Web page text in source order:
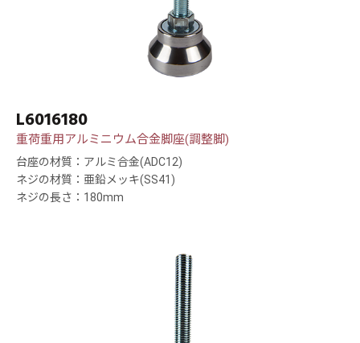
L6016180
重荷重用アルミニウム合金脚座(調整脚)
台座の材質：アルミ合金(ADC12)
ネジの材質：亜鉛メッキ(SS41)
ネジの長さ：180mm